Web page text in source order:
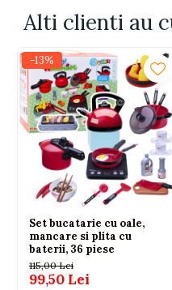
Alti clienti au
-13%
Set bucatarie cu oale,
mancare si plita cu
baterii, 36 piese
115,00 Lei
99,50 Lei